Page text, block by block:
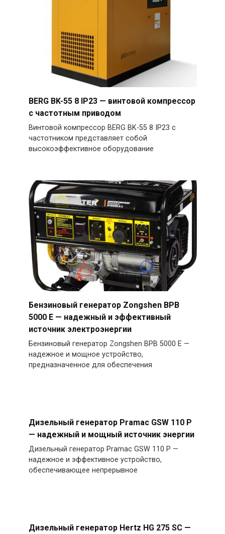
BERG BK-55 8 IP23 — винтовой компрессор
с частотным приводом
Винтовой компрессор BERG BK-55 8 IP23 с
частотником представляет собой
высокоэффективное оборудование
Бензиновый генератор Zongshen BPB
5000 E — надежный и эффективный
источник электроэнергии
Бензиновый генератор Zongshen BPB 5000 E —
надежное и мощное устройство,
предназначенное для обеспечения
Дизельный генератор Pramac GSW 110 P
— надежный и мощный источник энергии
Дизельный генератор Pramac GSW 110 P —
надежное и эффективное устройство,
обеспечивающее непрерывное
Дизельный генератор Hertz HG 275 SC —